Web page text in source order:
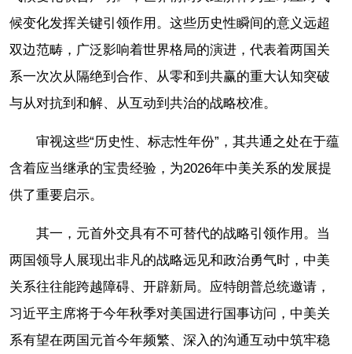
候变化发挥关键引领作用。这些历史性瞬间的意义远超
双边范畴，广泛影响着世界格局的演进，代表着两国关
系一次次从隔绝到合作、从零和到共赢的重大认知突破
与从对抗到和解、从互动到共治的战略校准。
审视这些“历史性、标志性年份”，其共通之处在于蕴
含着应当继承的宝贵经验，为2026年中美关系的发展提
供了重要启示。
其一，元首外交具有不可替代的战略引领作用。当
两国领导人展现出非凡的战略远见和政治勇气时，中美
关系往往能跨越障碍、开辟新局。应特朗普总统邀请，
习近平主席将于今年秋季对美国进行国事访问，中美关
系有望在两国元首今年频繁、深入的沟通互动中筑牢稳